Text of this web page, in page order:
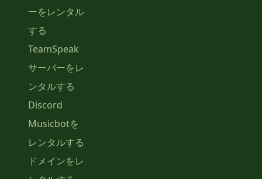
ーをレンタル
する
TeamSpeak
サーバーをレ
ンタルする
Discord
Musicbotを
レンタルする
ドメインをレ